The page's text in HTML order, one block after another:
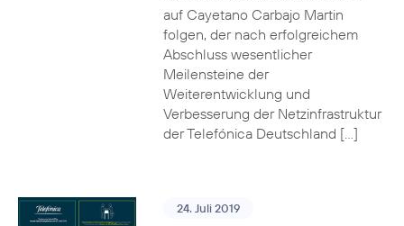
auf Cayetano Carbajo Martin
folgen, der nach erfolgreichem
Abschluss wesentlicher
Meilensteine der
Weiterentwicklung und
Verbesserung der Netzinfrastruktur
der Telefónica Deutschland […]
24. Juli 2019